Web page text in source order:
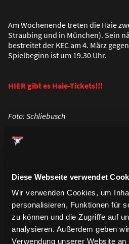
Diese Webseite verwendet
Wir verwenden Cookies, um
personalisieren, Funktionen für
zu können und die Zugriffe auf
analysieren. Außerdem geben
Verwendung unserer Website
Am Wochenende treten die Haie
Straubing und in München). Sein
bestreitet der KEC am 4. März
Spielbeginn ist um 19.30 Uhr.
HIER gibt es Haie-Tickets!!!
Foto: Schliebusch